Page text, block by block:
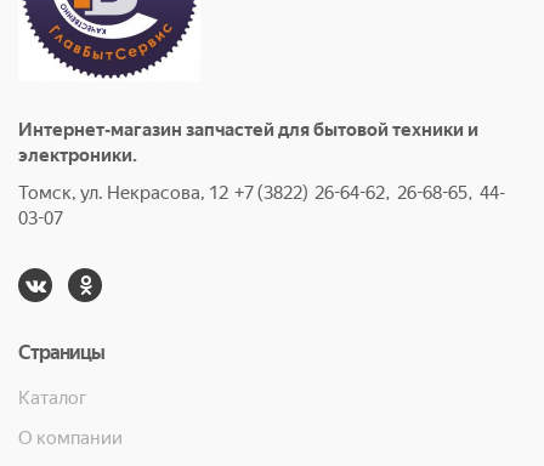
Интернет-магазин запчастей для бытовой техники и
электроники.
Томск, ул. Некрасова, 12 +7 (3822) 26-64-62, 26-68-65, 44-
03-07
Страницы
Каталог
О компании